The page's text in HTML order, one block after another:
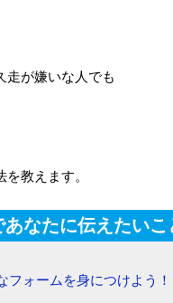
走が嫌いな人でも
教えます。
あなたに伝えたいこ
フォームを身につけよう！